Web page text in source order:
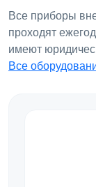
Все приборы
проходят
имеют
Все